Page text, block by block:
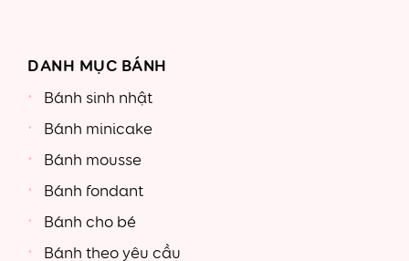
DANH MỤC BÁNH
Bánh sinh nhật
Bánh minicake
Bánh mousse
Bánh fondant
Bánh cho bé
Bánh theo yêu cầu